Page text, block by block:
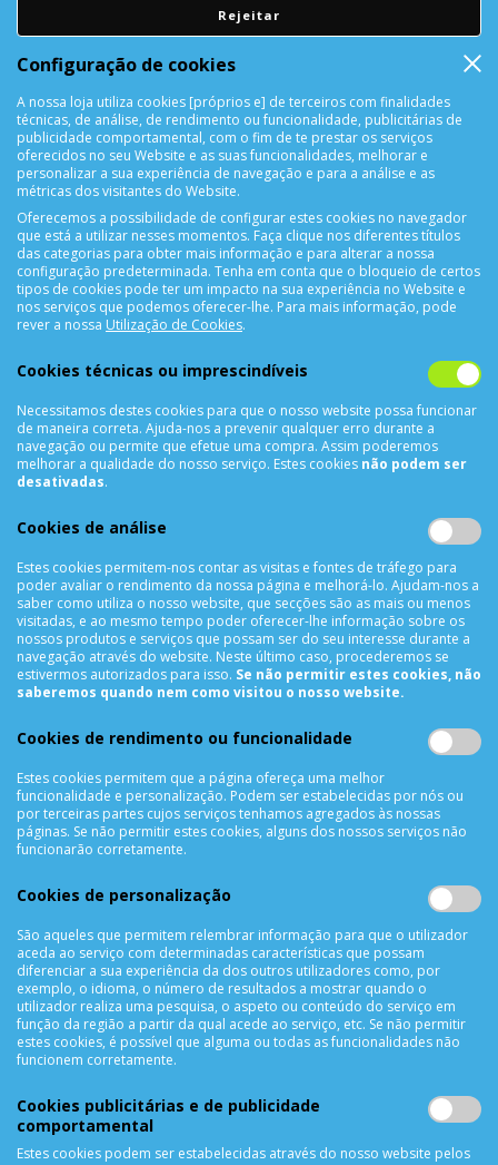
DEVOLUÇÕES
Devolução Garantida!
SUPORTE ONLINE
CONTACTOS
4450-042 Matosinhos Portugal
comercial@cellrepair.pt
vendas@cellrepair.pt
229 380 496 Chamada para a rede fixa nacional
910991733
Segunda a Sexta das 10h00 às 19h00
Sábado das 9h00 às 13h00
INFORMAÇÕES
Termos & Condições
Política de Privacidade
Trocas & Devoluções
Métodos de Pagamento
Resolução de Litígios
Livro de reclamações
APOIO AO CLIENTE
Criar Conta
As Minhas Encomendas
Lista de Desejos
Solicitar uma Devolução
Expedição
Rejeitar
Configuração de cookies
A nossa loja utiliza cookies [próprios e] de terceiros com finalidades
técnicas, de análise, de rendimento ou funcionalidade, publicitárias de
publicidade comportamental, com o fim de te prestar os serviços
oferecidos no seu Website e as suas funcionalidades, melhorar e
personalizar a sua experiência de navegação e para a análise e as
métricas dos visitantes do Website.
Oferecemos a possibilidade de configurar estes cookies no navegador
que está a utilizar nesses momentos. Faça clique nos diferentes títulos
das categorias para obter mais informação e para alterar a nossa
configuração predeterminada. Tenha em conta que o bloqueio de certos
tipos de cookies pode ter um impacto na sua experiência no Website e
nos serviços que podemos oferecer-lhe. Para mais informação, pode
rever a nossa Utilização de Cookies.
Cookies técnicas ou imprescindíveis
Necessitamos destes cookies para que o nosso website possa funcionar
de maneira correta. Ajuda-nos a prevenir qualquer erro durante a
navegação ou permite que efetue uma compra. Assim poderemos
melhorar a qualidade do nosso serviço. Estes cookies não podem ser
desativadas.
Cookies de análise
Estes cookies permitem-nos contar as visitas e fontes de tráfego para
poder avaliar o rendimento da nossa página e melhorá-lo. Ajudam-nos a
saber como utiliza o nosso website, que secções são as mais ou menos
visitadas, e ao mesmo tempo poder oferecer-lhe informação sobre os
nossos produtos e serviços que possam ser do seu interesse durante a
navegação através do website. Neste último caso, procederemos se
estivermos autorizados para isso. Se não permitir estes cookies, não
saberemos quando nem como visitou o nosso website.
Cookies de rendimento ou funcionalidade
Estes cookies permitem que a página ofereça uma melhor
funcionalidade e personalização. Podem ser estabelecidas por nós ou
por terceiras partes cujos serviços tenhamos agregados às nossas
páginas. Se não permitir estes cookies, alguns dos nossos serviços não
funcionarão corretamente.
Cookies de personalização
São aqueles que permitem relembrar informação para que o utilizador
aceda ao serviço com determinadas características que possam
diferenciar a sua experiência da dos outros utilizadores como, por
exemplo, o idioma, o número de resultados a mostrar quando o
utilizador realiza uma pesquisa, o aspeto ou conteúdo do serviço em
função da região a partir da qual acede ao serviço, etc. Se não permitir
estes cookies, é possível que alguma ou todas as funcionalidades não
funcionem corretamente.
Cookies publicitárias e de publicidade
comportamental
Estes cookies podem ser estabelecidas através do nosso website pelos